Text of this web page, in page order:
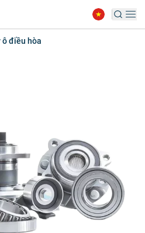
ô điều hòa